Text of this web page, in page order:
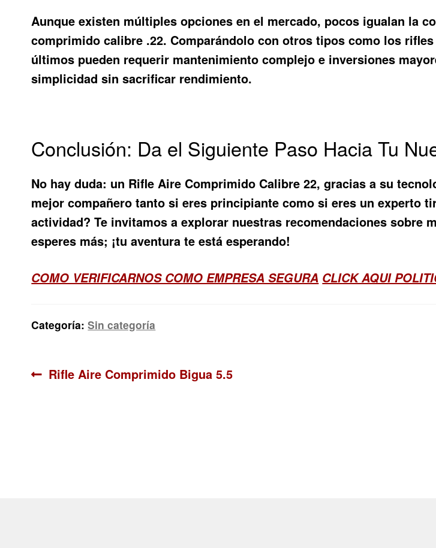
Aunque existen múltiples opciones en el mercado, pocos igualan la
comprimido calibre .22. Comparándolo con otros tipos como los
últimos pueden requerir mantenimiento complejo e inversiones
simplicidad sin sacrificar rendimiento.
Conclusión: Da el Siguiente Paso Hacia Tu
No hay duda: un Rifle Aire Comprimido Calibre 22, gracias a su
mejor compañero tanto si eres principiante como si eres un experto
actividad? Te invitamos a explorar nuestras recomendaciones sobre
esperes más; ¡tu aventura te está esperando!
COMO VERIFICARNOS COMO EMPRESA SEGURA CLICK AQUI
Categoría:Sin categoría
Navegación
Anterior:
Rifle Aire Comprimido Bigua 5.5